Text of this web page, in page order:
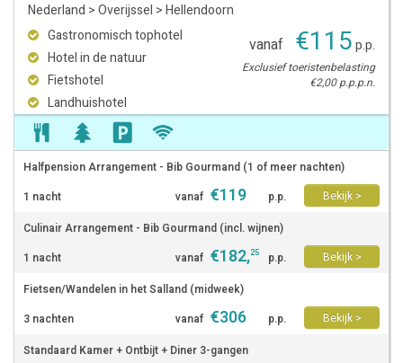
Nederland >Overijssel >Hellendoorn
Gastronomisch tophotel
Hotel in de natuur
Fietshotel
Landhuishotel
vanaf €115p.p.
Exclusief toeristenbelasting
€2,00 p.p.p.n.
Halfpension Arrangement - Bib Gourmand (1 of meer nachten)
1 nacht
vanaf €119 p.p.
Bekijk >
Culinair Arrangement - Bib Gourmand (incl. wijnen)
1 nacht
vanaf €182,25 p.p.
Bekijk >
Fietsen/Wandelen in het Salland (midweek)
3 nachten
vanaf €306 p.p.
Bekijk >
Standaard Kamer + Ontbijt + Diner 3-gangen